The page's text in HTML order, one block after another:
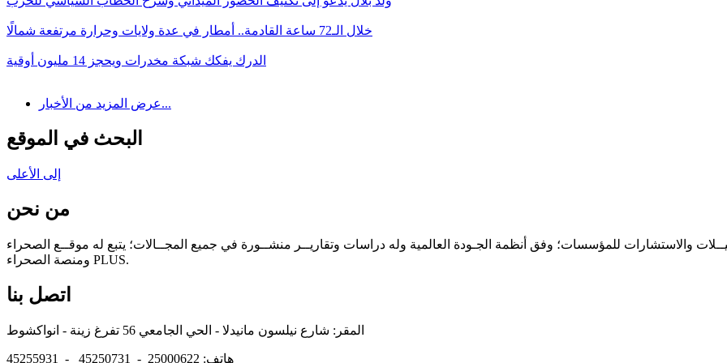
خلال الـ72 ساعة القادمة.. أمطار في عدة ولايات وحرارة مرتفعة شمالًا
الدرك يفكك شبكة مخدرات ويحجز 14 مليون أوقية
عرض المزيد من الأخبار...
البحث في الموقع
إلى الأعلى
من نحن
والاستشارات للمؤسسات؛ وفق أنظمة الجـودة العالمية وله دراسات وتقاريــر منشــورة في جميع المجــالات؛ يتبع له موقــع الصحراء
ومنصة الصحراء PLUS.
اتصل بنا
هاتف: 25000622 - 45250731 - 45255931